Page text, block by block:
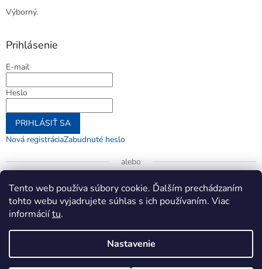
Tento web používa súbory cookie. Ďalším prechádzaním
tohto webu vyjadrujete súhlas s ich používaním. Viac
informáciítu.
Nastavenie
Výborný.
Prihlásenie
E-mail
Heslo
PRIHLÁSIŤ SA
Nová registráciaZabudnuté heslo
alebo
Prihlásiť sa cez Google